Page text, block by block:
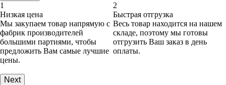
1
Низкая цена
Мы закупаем товар напрямую с
фабрик производителей
большими партиями, чтобы
предложить Вам самые лучшие
цены.
2
Быстрая отгрузка
Весь товар находится на нашем
складе, поэтому мы готовы
отгрузить Ваш заказ в день
оплаты.
Next